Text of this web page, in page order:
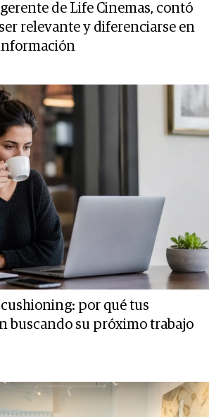
de Life Cinemas, contó
relevante y diferenciarse en
cushioning: por qué tus
buscando su próximo trabajo